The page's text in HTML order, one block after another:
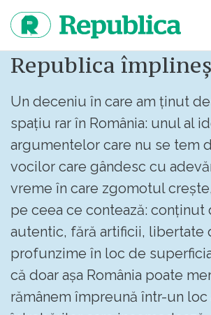
continut
Republica
Un deceniu în care am ținut
spațiu rar în România: unul al
argumentelor care nu se tem
vocilor care gândesc cu
vreme în care zgomotul
pe ceea ce contează: conținut
autentic, fără artificii, libertate
profunzime în loc de
că doar așa România poate
rămânem împreună într-un